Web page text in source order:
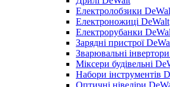
Електролобзики
Електроножиці DeWalt
Електрорубанки
Зарядні пристрої
Зварювальні
Міксери будівельні
Набори інструментів
Оптичні нівеліри